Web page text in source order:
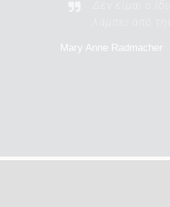
Δεν είμαι ο
λάμπει από
Mary Anne Radmacher